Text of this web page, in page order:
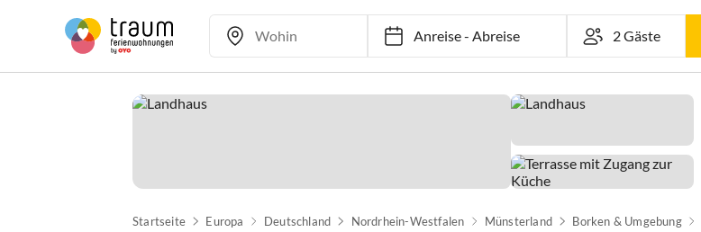
Anreise-Abreise
Startseite Europa Deutschland Nordrhein-Westfalen Münsterland Borken & Umgebung